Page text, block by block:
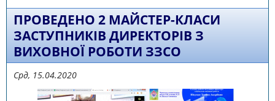
ПРОВЕДЕНО 2 МАЙСТЕР-КЛАСИ
ЗАСТУПНИКІВ ДИРЕКТОРІВ З
ВИХОВНОЇ РОБОТИ ЗЗСО
Срд, 15.04.2020